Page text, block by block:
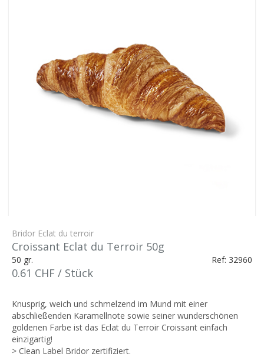
Bridor Eclat du terroir
Croissant Eclat du Terroir 50g
50 gr. Ref: 32960
0.61 CHF / Stück
Knusprig, weich und schmelzend im Mund mit einer
abschließenden Karamellnote sowie seiner wunderschönen
goldenen Farbe ist das Eclat du Terroir Croissant einfach
einzigartig!
> Clean Label Bridor zertifiziert.